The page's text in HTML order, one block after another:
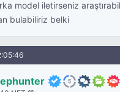
model iletirseniz
bulabiliriz belki